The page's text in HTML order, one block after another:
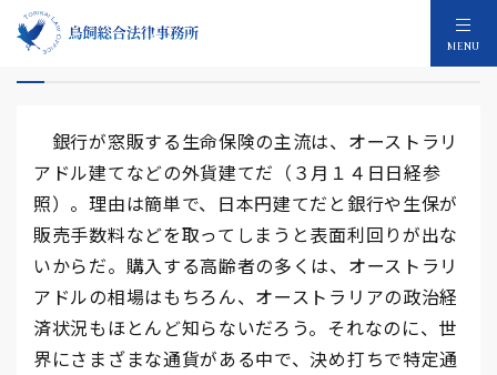
MENU
外貨建て保険の違和感
銀行が窓販する生命保険の主流は、オーストラリ
アドル建てなどの外貨建てだ（３月１４日日経参
照）。理由は簡単で、日本円建てだと銀行や生保が
販売手数料などを取ってしまうと表面利回りが出な
いからだ。購入する高齢者の多くは、オーストラリ
アドルの相場はもちろん、オーストラリアの政治経
済状況もほとんど知らないだろう。それなのに、世
界にさまざまな通貨がある中で、決め打ちで特定通